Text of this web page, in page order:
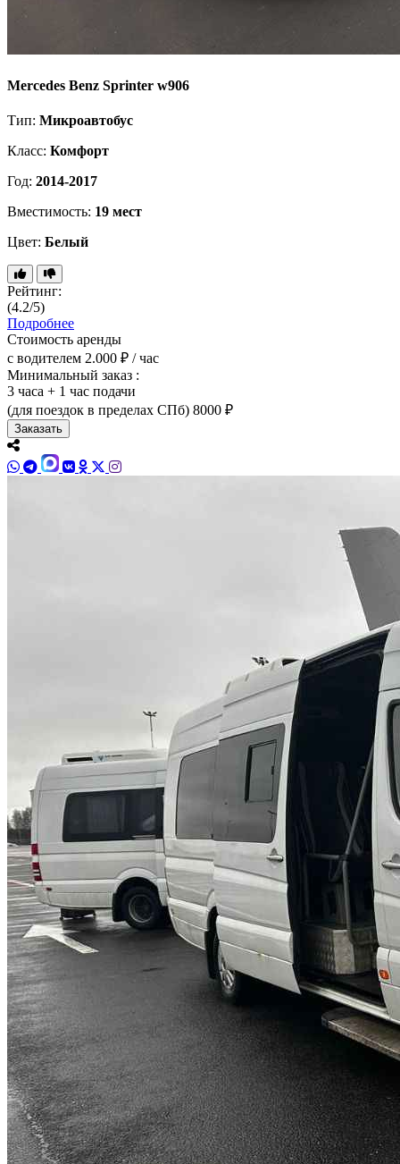
Mercedes Benz Sprinter w906
Тип: Микроавтобус
Класс: Комфорт
Год: 2014-2017
Вместимость: 19 мест
Цвет: Белый
Рейтинг:
(4.2/5)
Подробнее
Стоимость аренды
с водителем 2.000 ₽ / час
Минимальный заказ :
3 часа + 1 час подачи
(для поездок в пределах СПб) 8000 ₽
Заказать